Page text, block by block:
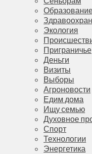
Экология
Приграничье
Деньги
Визиты
Выборы
Агроновости
Едим дома
Ищу семью
Духовное
Спорт
Технологии
Энергетика